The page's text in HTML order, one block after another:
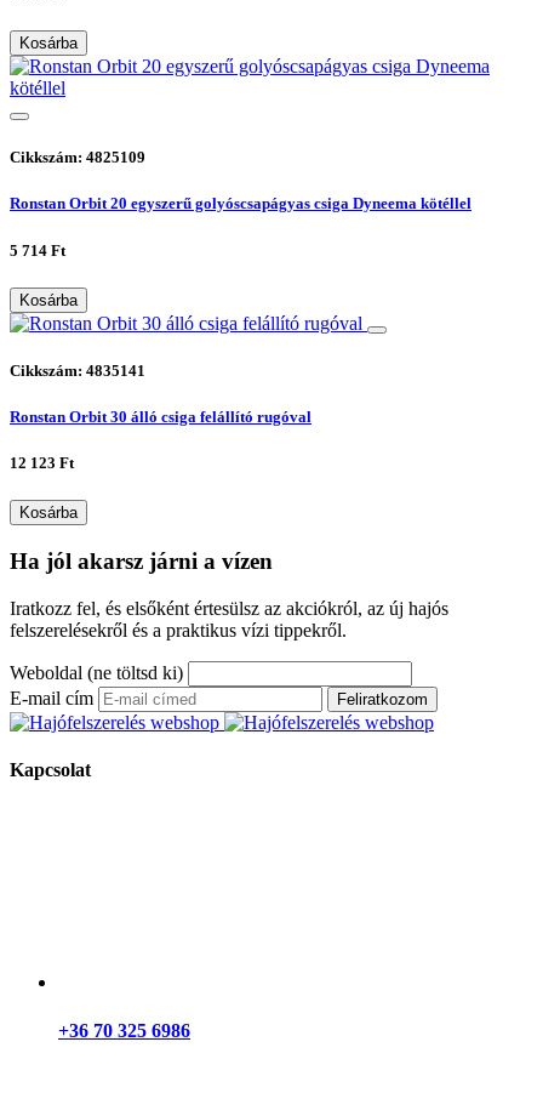
Kosárba
Cikkszám: 4825109
Ronstan Orbit 20 egyszerű golyóscsapágyas csiga Dyneema kötéllel
5 714 Ft
Kosárba
Cikkszám: 4835141
Ronstan Orbit 30 álló csiga felállító rugóval
12 123 Ft
Kosárba
Ha jól akarsz járni a vízen
Iratkozz fel, és elsőként értesülsz az akciókról, az új hajós
felszerelésekről és a praktikus vízi tippekről.
Weboldal (ne töltsd ki)
E-mail cím
Feliratkozom
Kapcsolat
+36 70 325 6986